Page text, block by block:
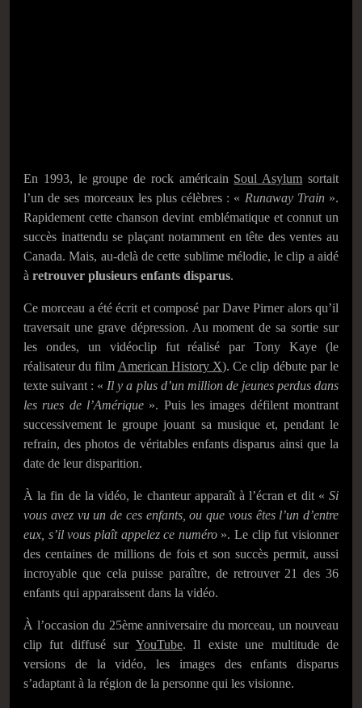
En 1993, le groupe de rock américain Soul Asylum sortait
l’un de ses morceaux les plus célèbres : « Runaway Train».
Rapidement cette chanson devint emblématique et connut un
succès inattendu se plaçant notamment en tête des ventes au
Canada. Mais, au-delà de cette sublime mélodie, le clip a aidé
à retrouver plusieurs enfants disparus.
Ce morceau a été écrit et composé par Dave Pirner alors qu’il
traversait une grave dépression. Au moment de sa sortie sur
les ondes, un vidéoclip fut réalisé par Tony Kaye (le
réalisateur du film American History X). Ce clip débute par le
texte suivant : « Il y a plus d’un million de jeunes perdus dans
les rues de l’Amérique ». Puis les images défilent montrant
successivement le groupe jouant sa musique et, pendant le
refrain, des photos de véritables enfants disparus ainsi que la
date de leur disparition.
À la fin de la vidéo, le chanteur apparaît à l’écran et dit « Si
vous avez vu un de ces enfants, ou que vous êtes l’un d’entre
eux, s’il vous plaît appelez ce numéro». Le clip fut visionner
des centaines de millions de fois et son succès permit, aussi
incroyable que cela puisse paraître, de retrouver 21 des 36
enfants qui apparaissent dans la vidéo.
À l’occasion du 25ème anniversaire du morceau, un nouveau
clip fut diffusé sur YouTube. Il existe une multitude de
versions de la vidéo, les images des enfants disparus
s’adaptant à la région de la personne qui les visionne.